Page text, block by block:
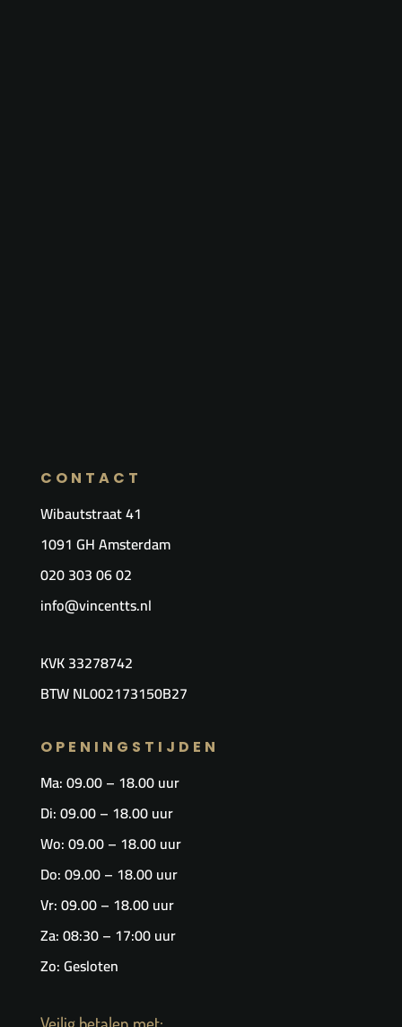
CONTACT
Wibautstraat 41
1091 GH Amsterdam
020 303 06 02
info@vincentts.nl
KVK33278742
BTW NL002173150B27
OPENINGSTIJDEN
Ma: 09.00 – 18.00 uur
Di: 09.00 – 18.00 uur
Wo: 09.00 – 18.00 uur
Do: 09.00 – 18.00 uur
Vr: 09.00 – 18.00 uur​
Za: 08:30 – 17:00 uur
Zo: Gesloten